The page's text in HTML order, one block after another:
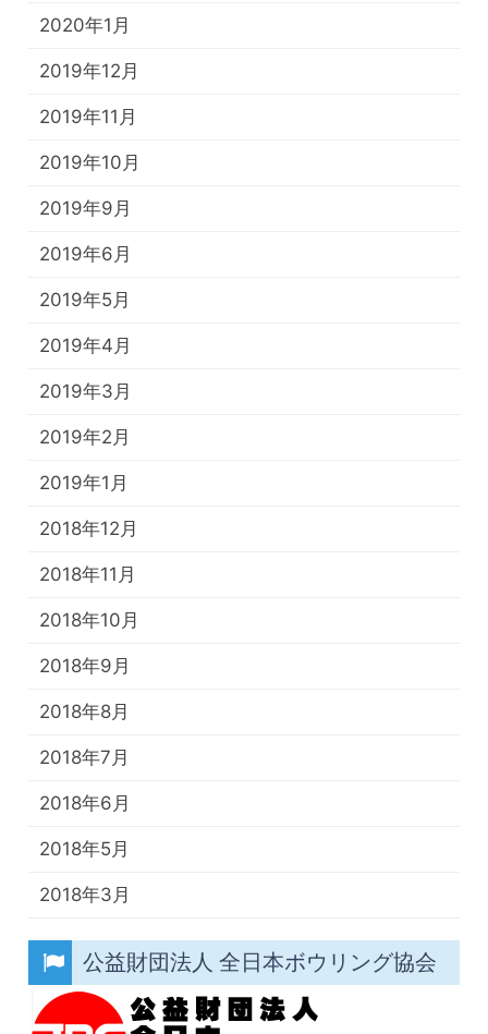
2020年1月
2019年12月
2019年11月
2019年10月
2019年9月
2019年6月
2019年5月
2019年4月
2019年3月
2019年2月
2019年1月
2018年12月
2018年11月
2018年10月
2018年9月
2018年8月
2018年7月
2018年6月
2018年5月
2018年3月
公益財団法人 全日本ボウリング協会